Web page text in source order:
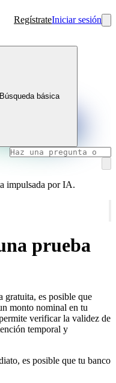
RegístrateIniciar sesión
Búsqueda básica
impulsada por IA.
prueba
gratuita, es posible que
monto nominal en tu
verificar la validez de
temporal y
es posible que tu banco